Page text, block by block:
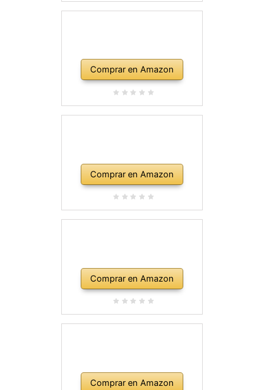
Comprar en Amazon
Comprar en Amazon
Comprar en Amazon
Comprar en Amazon